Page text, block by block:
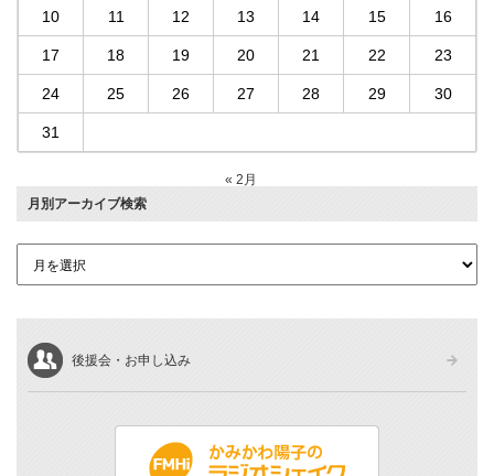
10 11 12 13 14 15 16
17 18 19 20 21 22 23
24 25 26 27 28 29 30
31
« 2月
月別アーカイブ検索
後援会・お申し込み